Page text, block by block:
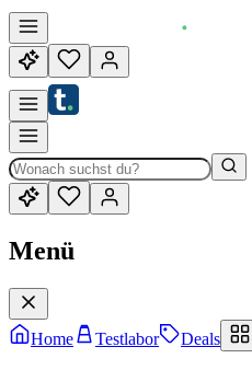
Menü
Home Testlabor Deals